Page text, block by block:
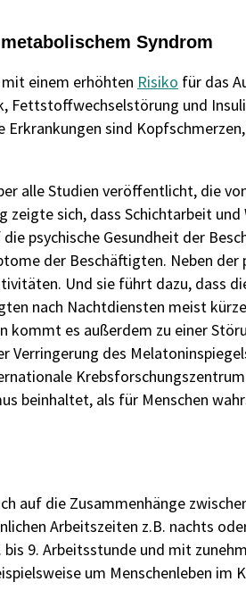
Syndrom
einem erhöhten Risiko für das
Fettstoffwechselstörung und
sind
alle Studien veröffentlicht, die
sich, dass Schichtarbeit und
psychische Gesundheit der
der Beschäftigten. Neben der
Und sie führt dazu, dass
nach Nachtdiensten meist
kommt es außerdem zu einer
des
beinhaltet, als für Menschen
auf die Zusammenhänge
Arbeitszeiten z.B. nachts
9. Arbeitsstunde und mit
um Menschenleben im